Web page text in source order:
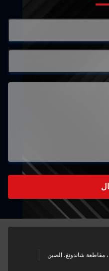
شاندونغ، الصين